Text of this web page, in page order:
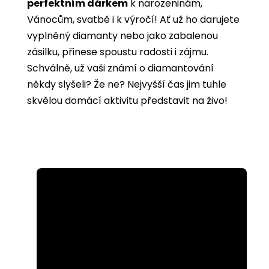
perfektním dárkem k narozeninám,
Vánocům, svatbě i k výročí! Ať už ho darujete
vyplněný diamanty nebo jako zabalenou
zásilku, přinese spoustu radosti i zájmu.
Schválně, už vaši známí o diamantování
někdy slyšeli? Že ne? Nejvyšší čas jim tuhle
skvělou domácí aktivitu představit na živo!